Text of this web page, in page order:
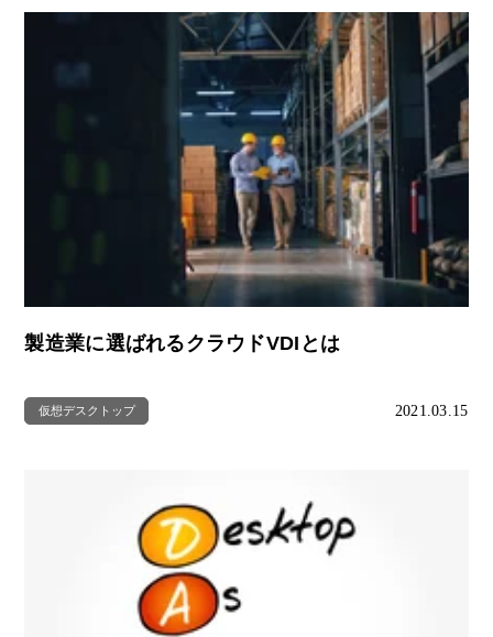
製造業に選ばれるクラウドVDIとは
仮想デスクトップ 2021.03.15